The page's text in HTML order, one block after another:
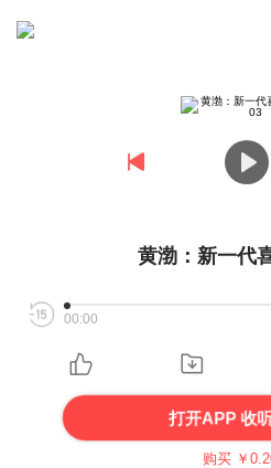
黄渤：新一代
00:00
打开APP 收
购买 ￥